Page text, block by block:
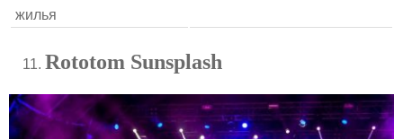
жилья
Rototom Sunsplash